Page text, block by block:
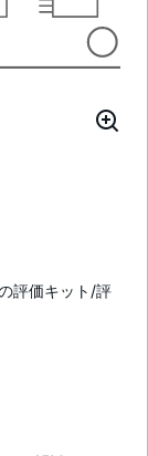
評価キット/評